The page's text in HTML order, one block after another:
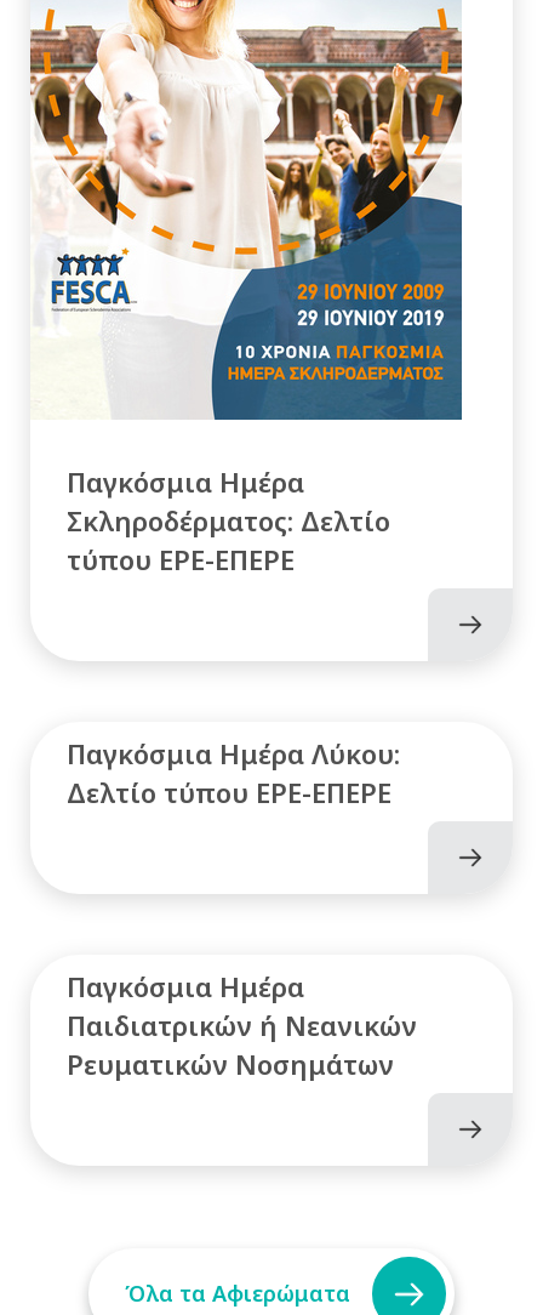
Παγκόσμια Ημέρα
Σκληροδέρματος: Δελτίο
τύπου ΕΡΕ-ΕΠΕΡΕ
Παγκόσμια Ημέρα Λύκου:
Δελτίο τύπου ΕΡΕ-ΕΠΕΡΕ
Παγκόσμια Ημέρα
Παιδιατρικών ή Νεανικών
Ρευματικών Νοσημάτων
Όλα τα Αφιερώματα